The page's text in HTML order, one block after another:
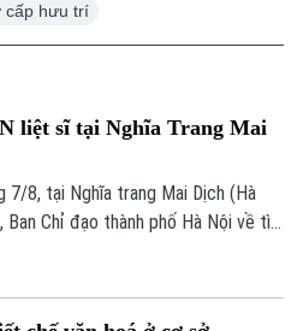
cấp hưu trí
liệt sĩ tại Nghĩa Trang Mai
7/8, tại Nghĩa trang Mai Dịch (Hà
Ban Chỉ đạo thành phố Hà Nội về tìm